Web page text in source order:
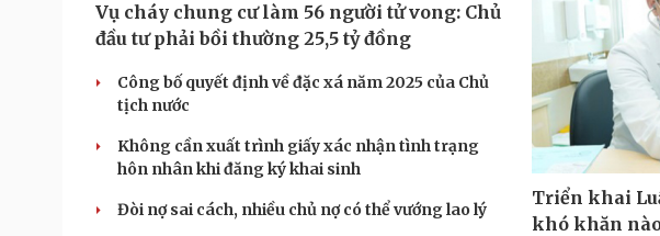
Vụ cháy chung cư làm 56 người tử vong: Chủ
đầu tư phải bồi thường 25,5 tỷ đồng
Công bố quyết định về đặc xá năm 2025 của Chủ
tịch nước
Không cần xuất trình giấy xác nhận tình trạng
hôn nhân khi đăng ký khai sinh
Đòi nợ sai cách, nhiều chủ nợ có thể vướng lao lý
Triển khai
khó khăn